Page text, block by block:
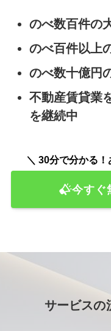
のべ数百件の
のべ百件以上
のべ数十億円
不動産賃貸業
を継続中
＼ 30分で分かる
今すぐ
サービスの